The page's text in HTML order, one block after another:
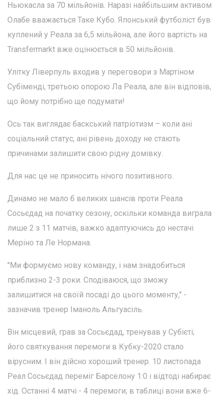
Ньюкасла за 70 мільйонів. Наразі найбільшим активом
Олабе вважається Таке Кубо. Японський футболіст був
куплений у Реала за 6,5 мільйона, але його вартість на
Transfermarkt вже оцінюється в 50 мільйонів.
Улітку Ліверпуль входив у переговори з Мартіном
Субіменді, третьою опорою Ла Реала, але він відповів,
що йому потрібно ще подумати!
Ось так виглядає баскський патріотизм – коли ані
соціальний статус, ані рівень доходу не стають
причинами залишити свою рідну домівку.
Для нас це не приносить нічого позитивного.
Динамо не мало б великих шансів проти Реала
Сосьєдад на початку сезону, оскільки команда виграла
лише 2 з 11 матчів, важко адаптуючись до нестачі
Меріно та Ле Нормана.
"Ми формуємо нову команду, і нам знадобиться
приблизно 2-3 роки. Сподіваюся, що зможу
залишитися на своїй посаді до цього моменту," -
зазначив тренер Іманоль Альгуасіль.
Він місцевий, грав за Сосьєдад, тренував у Субієті;
його святкування перемоги в Кубку-2020 стало
вірусним. І він дійсно хороший тренер. 10 листопада
Реал Сосьєдад переміг Барселону 1:0 і відтоді набирає
хід. Останні 4 матчі - 4 перемоги; в таблиці вони вже 6-